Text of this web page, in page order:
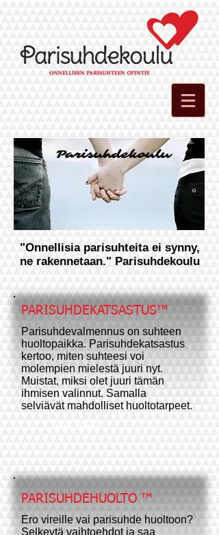
Parisuhdekoulu
"Onnellisia parisuhteita ei synny,
ne rakennetaan." Parisuhdekoulu
PARISUHDEKATSASTUS™
Parisuhdevalmennus on suhteen
huoltopaikka. Parisuhdekatsastus
kertoo, miten suhteesi voi
molempien mielestä juuri nyt.
Muistat, miksi olet juuri tämän
ihmisen valinnut. Samalla
selviävät mahdolliset huoltotarpeet.
PARISUHDEHUOLTO ™
Ero vireille vai parisuhde huoltoon?
Selkeytä vaihtoehdot ja saa